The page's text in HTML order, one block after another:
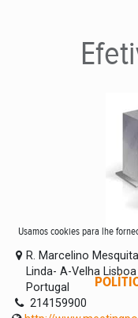
R. Marcelino
Linda- A-Velha
Portugal
214159900
Usamos cookies para lhe